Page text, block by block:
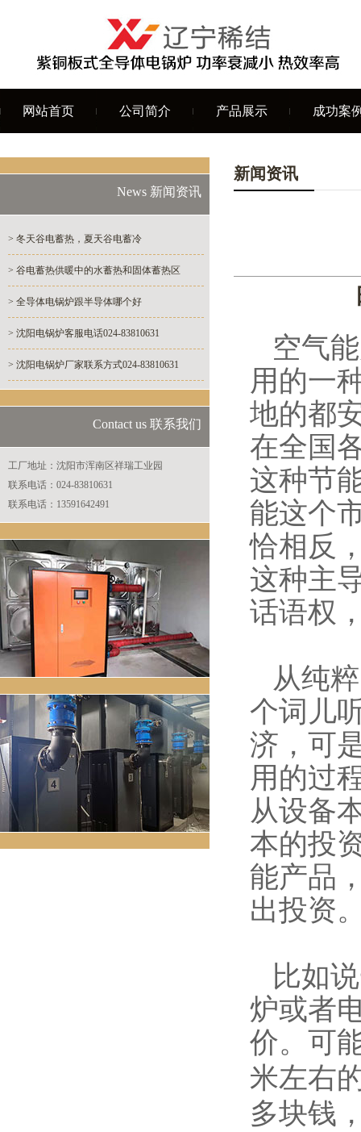
网站首页 公司简介 产品展示 成功案
News 新闻资讯
> 冬天谷电蓄热，夏天谷电蓄冷
> 谷电蓄热供暖中的水蓄热和固体蓄热区
> 全导体电锅炉跟半导体哪个好
> 沈阳电锅炉客服电话024-83810631
> 沈阳电锅炉厂家联系方式024-83810631
Contact us 联系我们
工厂地址：沈阳市浑南区祥瑞工业园
联系电话：024-83810631
联系电话：13591642491
新闻资讯
空气
用的一
地的都
在全国
这种节
能这个
恰相反
这种主
话语权
从纯
个词儿
济，可
用的过
从设备
本的投
能产品
出投资
比如
炉或者
价。可
米左右
多块钱